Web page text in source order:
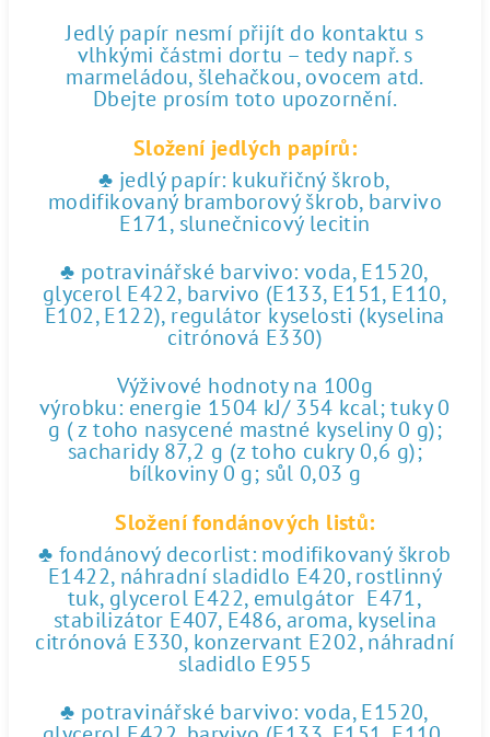
Jedlý papír nesmí přijít do kontaktu s
vlhkými částmi dortu – tedy např. s
marmeládou, šlehačkou, ovocem atd.
Dbejte prosím toto upozornění.
Složení jedlých papírů:
♣ jedlý papír: kukuřičný škrob,
modifikovaný bramborový škrob, barvivo
E171, slunečnicový lecitin
♣ potravinářské barvivo: voda, E1520,
glycerol E422, barvivo (E133, E151, E110,
E102, E122), regulátor kyselosti (kyselina
citrónová E330)
Výživové hodnoty na 100g
výrobku: energie 1504 kJ/ 354 kcal; tuky 0
g ( z toho nasycené mastné kyseliny 0 g);
sacharidy 87,2 g (z toho cukry 0,6 g);
bílkoviny 0 g; sůl 0,03 g
Složení fondánových listů:
♣ fondánový decorlist: modifikovaný škrob
E1422, náhradní sladidlo E420, rostlinný
tuk, glycerol E422, emulgátor E471,
stabilizátor E407, E486, aroma, kyselina
citrónová E330, konzervant E202, náhradní
sladidlo E955
♣ potravinářské barvivo: voda, E1520,